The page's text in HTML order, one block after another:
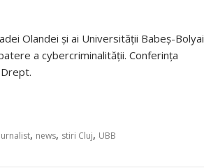
Olandei și ai Universității Babeș-Bolyai
a cybercriminalității. Conferința
jurnalist, news, stiri Cluj, UBB